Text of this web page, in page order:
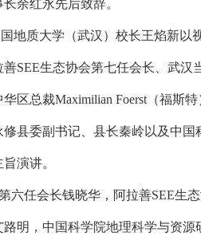
余红永先后致辞。
地质大学（武汉）校长王焰新以
善SEE生态协会第七任会长、武汉
华区总裁Maximilian Foerst（福斯特
县委副书记、县长秦岭以及中
演讲。
六任会长钱晓华，阿拉善SEE生
明，中国科学院地理科学与资